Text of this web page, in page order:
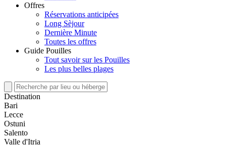
Offres
Réservations anticipées
Long Sèjour
Dernière Minute
Toutes les offres
Guide Pouilles
Tout savoir sur les Pouilles
Les plus belles plages
Destination
Bari
Lecce
Ostuni
Salento
Valle d'Itria